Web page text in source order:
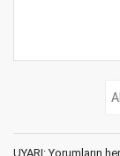
UYARI: Yorumların